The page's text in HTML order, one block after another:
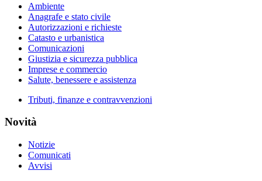
Ambiente
Anagrafe e stato civile
Autorizzazioni e richieste
Catasto e urbanistica
Comunicazioni
Giustizia e sicurezza pubblica
Imprese e commercio
Salute, benessere e assistenza
Tributi, finanze e contravvenzioni
Novità
Notizie
Comunicati
Avvisi